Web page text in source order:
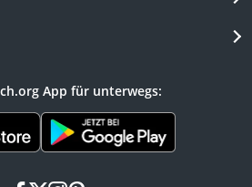
App für unterwegs: